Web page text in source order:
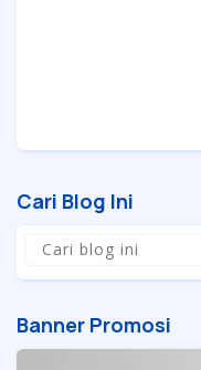
Cari Blog Ini
Banner Promosi